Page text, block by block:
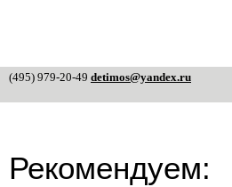
(495) 979-20-49 detimos@yandex.ru
Рекомендуем: